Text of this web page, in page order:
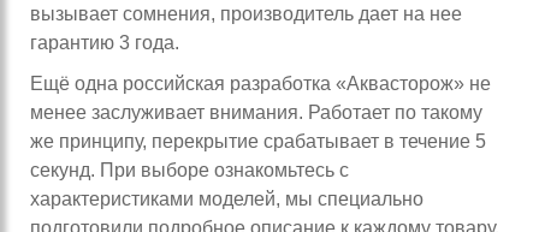
вызывает сомнения, производитель дает на нее
гарантию 3 года.
Ещё одна российская разработка «Аквасторож» не
менее заслуживает внимания. Работает по такому
же принципу, перекрытие срабатывает в течение 5
секунд. При выборе ознакомьтесь с
характеристиками моделей, мы специально
подготовили подробное описание к каждому товару.